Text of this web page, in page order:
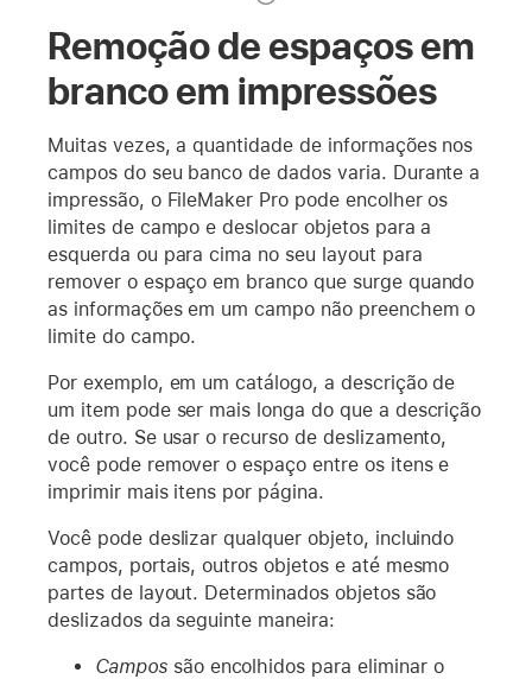
Remoção de espaços em
branco em impressões
Muitas vezes, a quantidade de informações nos
campos do seu banco de dados varia. Durante a
impressão, o FileMaker Pro pode encolher os
limites de campo e deslocar objetos para a
esquerda ou para cima no seu layout para
remover o espaço em branco que surge quando
as informações em um campo não preenchem o
limite do campo.
Por exemplo, em um catálogo, a descrição de
um item pode ser mais longa do que a descrição
de outro. Se usar o recurso de deslizamento,
você pode remover o espaço entre os itens e
imprimir mais itens por página.
Você pode deslizar qualquer objeto, incluindo
campos, portais, outros objetos e até mesmo
partes de layout. Determinados objetos são
deslizados da seguinte maneira:
Campossão encolhidos para eliminar o